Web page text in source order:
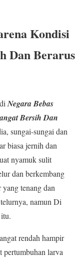
Kondisi
Dan Berarus
Negara Bebas
Bersih Dan
sungai-sungai dan
biasa jernih dan
nyamuk sulit
dan berkembang
tenang dan
namun Di
rendah hampir
pertumbuhan larva